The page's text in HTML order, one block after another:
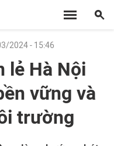
2024 - 15:46
lẻ Hà Nội
vững và
trường